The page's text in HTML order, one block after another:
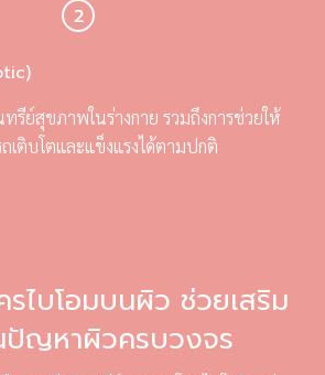
รีย์สุขภาพในร่างกาย รวมถึงการช่วยให้
ติบโตและแข็งแรงได้ตามปกติ
รไบโอมบนผิว ช่วยเสริม
ญหาผิวครบวงจร